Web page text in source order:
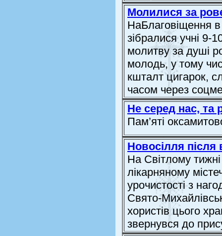
Молилися за
НаБлаговіщення в
зібралися учні 9-
молитву за душі
молодь, у тому
кшталт цигарок,
часом через
Не серед нас, та
Пам’яті
Новосілля після
На Світлому
лікарняному
урочистості з
Свято-
хористів цього
звернувся до